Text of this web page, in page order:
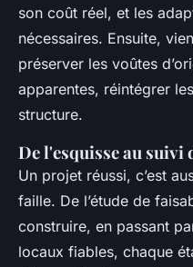
son coût réel, et les
nécessaires. Ensuite,
préserver les voûtes
apparentes, réintégrer
structure.
De l'esquisse au suivi
Un projet réussi, c’est
faille. De l’étude de
construire, en passant
locaux fiables, chaque